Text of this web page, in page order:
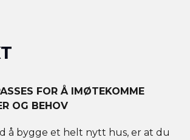
FOR Å IMØTEKOMME
OG BEHOV
å bygge et helt nytt hus, er at du